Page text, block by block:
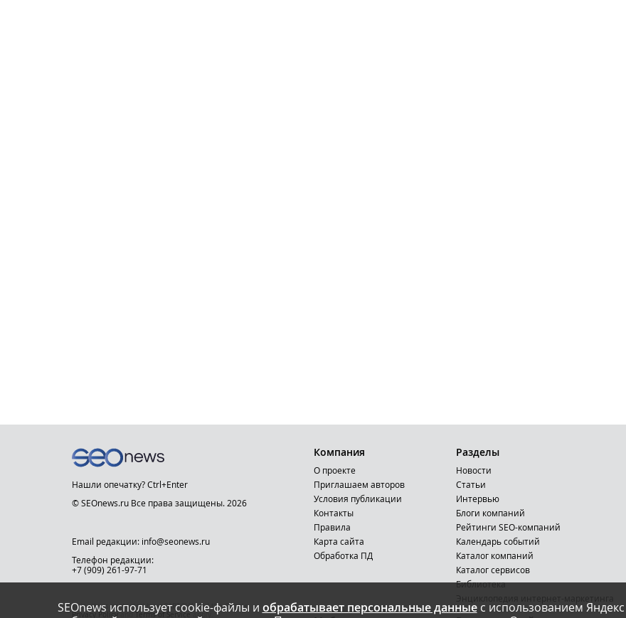
SEOnews использует cookie-файлы и обрабатывает персональные данныес использованием
Нашли опечатку? Ctrl+Enter
© SEOnews.ru Все права защищены. 2026
Email редакции: info@seonews.ru
Телефон редакции:
+7 (909) 261-97-71
This site is protected by reCAPTCHA and the Google
Privacy Policyand Terms of Serviceapply.
Компания
О проекте
Приглашаем авторов
Условия публикации
Контакты
Правила
Карта сайта
Обработка ПД
Разделы
Новости
Статьи
Интервью
Блоги компаний
Рейтинги SEO-компаний
Календарь событий
Каталог компаний
Каталог сервисов
Библиотека